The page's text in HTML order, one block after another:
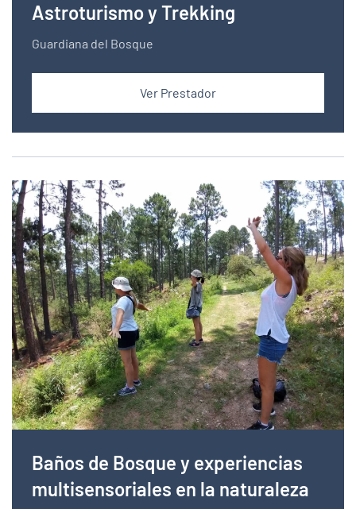
Astroturismo y Trekking
Guardiana del Bosque
Ver Prestador
Baños de Bosque y experiencias
multisensoriales en la naturaleza